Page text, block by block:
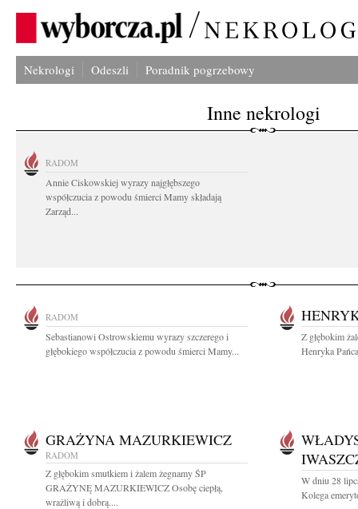
Nekrologi Odeszli Poradnik pogrzebowy
Inne nekrologi
RADOM
Annie Ciskowskiej wyrazy najgłębszego
współczucia z powodu śmierci Mamy składają
Zarząd...
RADOM
Sebastianowi Ostrowskiemu wyrazy szczerego i
głębokiego współczucia z powodu śmierci Mamy...
Z głębokim
Henryka
GRAŻYNA MAZURKIEWICZ
RADOM
Z głębokim smutkiem i żalem żegnamy ŚP
GRAŻYNĘ MAZURKIEWICZ Osobę ciepłą,
wrażliwą i dobrą....
W dniu 28
Kolega